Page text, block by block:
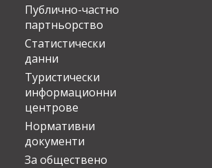
Публично-частно
партньорство
Статистически
данни
Туристически
информационни
центрове
Нормативни
документи
За обществено